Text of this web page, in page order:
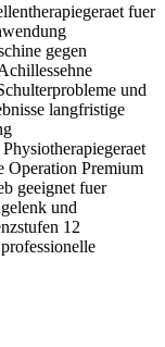
fuer
gegen
und
langfristige
Operation Premium
geeignet fuer
und
12